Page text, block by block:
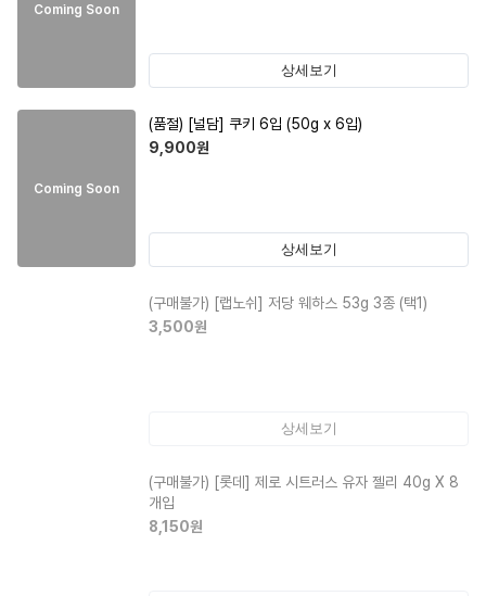
Coming Soon
상세보기
Coming Soon
(품절) [널담] 쿠키 6입 (50g x 6입)
9,900원
상세보기
(구매불가) [랩노쉬] 저당 웨하스 53g 3종 (택1)
3,500원
상세보기
(구매불가) [롯데] 제로 시트러스 유자 젤리 40g X 8
개입
8,150원